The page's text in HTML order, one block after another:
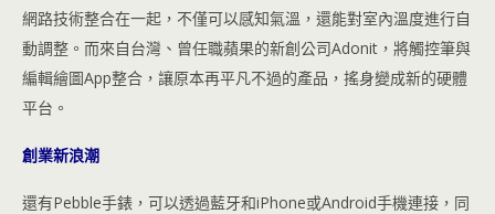
網路技術整合在一起，不僅可以感知氣溫，還能對室內溫度進行自
動調整。而來自台灣、曾任職蘋果的新創公司Adonit，將觸控筆與
編輯繪圖App整合，讓原本再平凡不過的產品，搖身變成新的硬體
平台。
創業新浪潮
還有Pebble手錶，可以透過藍牙和iPhone或Android手機連接，同